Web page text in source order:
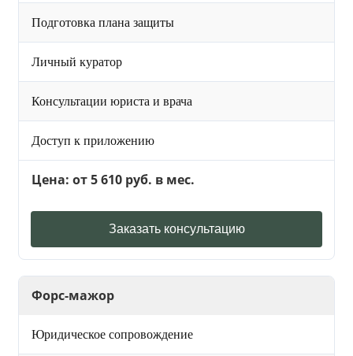
Подготовка плана защиты
Личный куратор
Консультации юриста и врача
Доступ к приложению
Цена: от 5 610 руб. в мес.
Заказать консультацию
Форс-мажор
Юридическое сопровождение